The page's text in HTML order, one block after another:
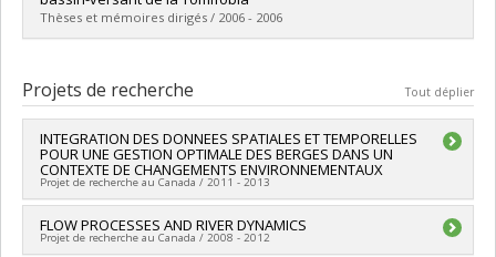
Diplôme obtenu :M. Sc.
Lien vers le document dans Papyrus
Thèses et mémoires dirigés / 2006 - 2006
Cycle : Maîtrise
Diplôme obtenu :M. Sc.
Lien vers le document dans Papyrus
Projets de recherche Tout déplier
INTEGRATION DES DONNEES SPATIALES ET TEMPORELLES
POUR UNE GESTION OPTIMALE DES BERGES DANS UN
CONTEXTE DE CHANGEMENTS ENVIRONNEMENTAUX
Projet de recherche au Canada / 2011 - 2013
Chercheur principal : André G. Roy
Co-chercheurs :Jeffrey Cardille, André St-Hilaire
FLOW PROCESSES AND RIVER DYNAMICS
Projet de recherche au Canada / 2008 - 2012